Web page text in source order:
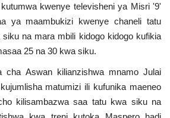
kwenye televisheni ya Misri '9'
ya maambukizi kwenye chaneli tatu
na mara mbili kidogo kidogo kufikia
25 na 30 kwa siku.
cha Aswan kilianzishwa mnamo Julai
matumizi ili kufunika maeneo
kilisambazwa saa tatu kwa siku na